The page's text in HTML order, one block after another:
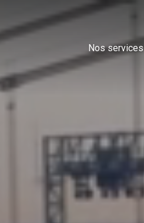
Nos services